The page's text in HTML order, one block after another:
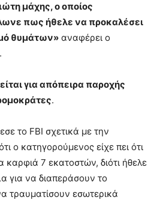
μάχης, ο οποίος
πως ήθελε να προκαλέσει
θυμάτων» αναφέρει ο
για απόπειρα παροχής
.
το FBI σχετικά με την
ο κατηγορούμενος είχε πει ότι
7 εκατοστών, διότι ήθελε
για να διαπεράσουν το
τραυματίσουν εσωτερικά